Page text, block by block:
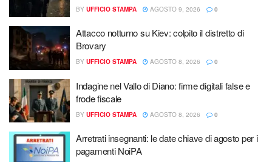
BY UFFICIO STAMPA AGOSTO 9, 2026 0
Attacco notturno su Kiev: colpito il distretto di
Brovary
BY UFFICIO STAMPA AGOSTO 8, 2026 0
Indagine nel Vallo di Diano: firme digitali false e
frode fiscale
BY UFFICIO STAMPA AGOSTO 8, 2026 0
Arretrati insegnanti: le date chiave di agosto per i
pagamenti NoiPA